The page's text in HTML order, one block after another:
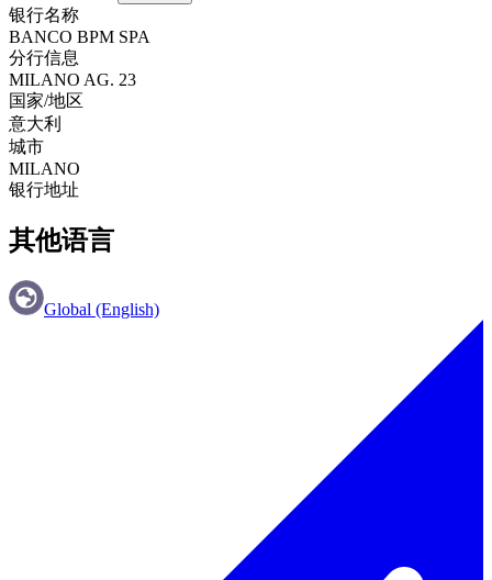
银行名称
BANCO BPM SPA
分行信息
MILANO AG. 23
国家/地区
意大利
城市
MILANO
银行地址
其他语言
Global (English)